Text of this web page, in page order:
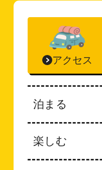
泊まる
楽しむ
アクセス